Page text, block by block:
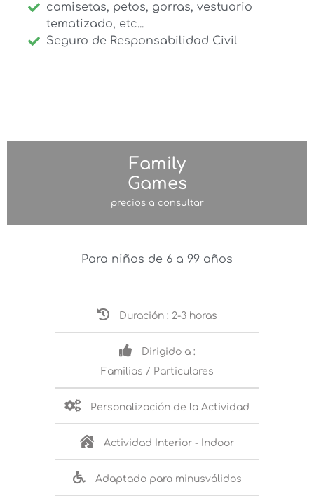
camisetas, petos, gorras, vestuario
tematizado, etc...
Seguro de Responsabilidad Civil
Family
Games
precios a consultar
Para niños de 6 a 99 años
Duración : 2-3 horas
Dirigido a :
Familias / Particulares
Personalización de la Actividad
Actividad Interior - Indoor
Adaptado para minusválidos